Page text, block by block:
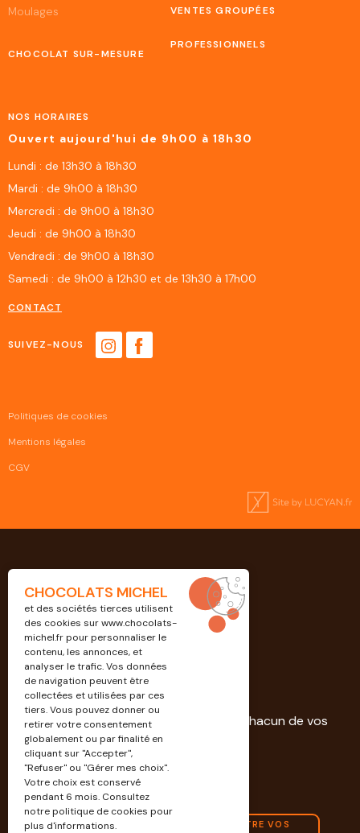
Professionnels
Découvrez nos solutions dédiées à chacun de vos
projets.
EN SAVOIR PLUS
CONTACTEZ-NOUS POUR CONNAÎTRE VOS
Moulages
CHOCOLAT SUR-MESURE
VENTES GROUPÉES
PROFESSIONNELS
NOS HORAIRES
Ouvert aujourd'hui de 9h00 à 18h30
Lundi : de 13h30 à 18h30
Mardi : de 9h00 à 18h30
Mercredi : de 9h00 à 18h30
Jeudi : de 9h00 à 18h30
Vendredi : de 9h00 à 18h30
Samedi : de 9h00 à 12h30 et de 13h30 à 17h00
CONTACT
SUIVEZ-NOUS
Politiques de cookies
Mentions légales
CGV
CHOCOLATS MICHEL
et des sociétés tierces utilisent
des cookies surwww.chocolats-
michel.frpour personnaliser le
contenu, les annonces, et
analyser le trafic. Vos données
de navigation peuvent être
collectées et utilisées par ces
tiers. Vous pouvez donner ou
retirer votre consentement
globalement ou par finalité en
cliquant sur "Accepter",
"Refuser" ou "Gérer mes choix".
Votre choix est conservé
pendant 6 mois. Consultez
notre politique de cookies pour
plus d'informations.